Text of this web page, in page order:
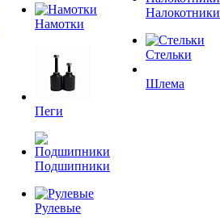
Намотки
Пеги
Подшипники
Рулевые
Налокотники
Стельки
Шлема